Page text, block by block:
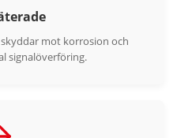
mot korrosion och
signalöverföring.